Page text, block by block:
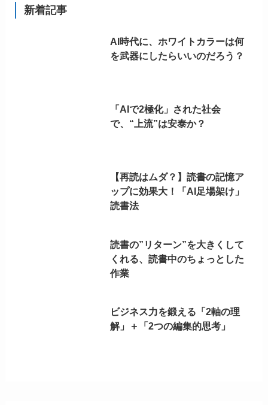
新着記事
AI時代に、ホワイトカラーは何
を武器にしたらいいのだろう？
「AIで2極化」された社会
で、“上流”は安泰か？
【再読はムダ？】読書の記憶ア
ップに効果大！「AI足場架け」
読書法
読書の”リターン”を大きくして
くれる、読書中のちょっとした
作業
ビジネス力を鍛える「2軸の理
解」＋「2つの編集的思考」